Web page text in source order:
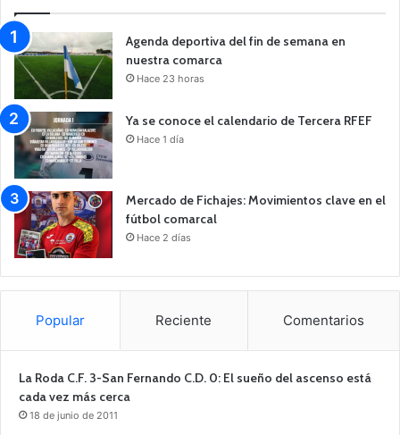
Agenda deportiva del fin de semana en
nuestra comarca
Hace 23 horas
Ya se conoce el calendario de Tercera RFEF
Hace 1 día
Mercado de Fichajes: Movimientos clave en el
fútbol comarcal
Hace 2 días
Popular Reciente Comentarios
La Roda C.F. 3-San Fernando C.D. 0: El sueño del ascenso está
cada vez más cerca
18 de junio de 2011